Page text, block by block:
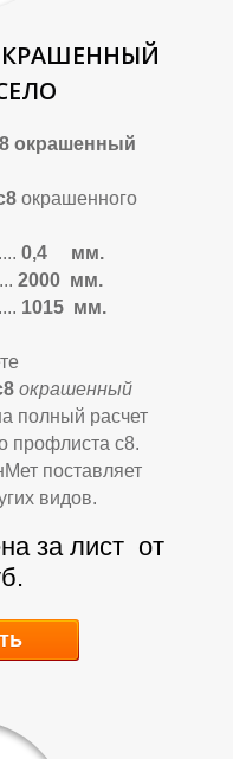
окрашенного
0,4 мм.
2000 мм.
.... 1015 мм.
окрашенный
полный расчет
профлиста с8.
поставляет
видов.
за лист от